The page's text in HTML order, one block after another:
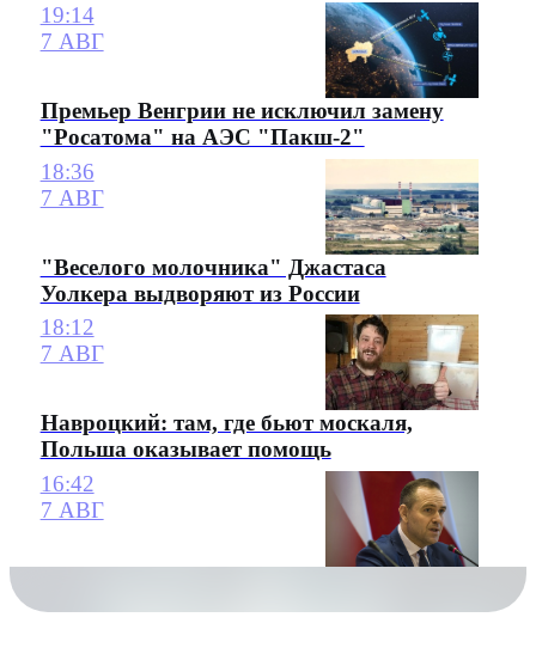
19:14
7 АВГ
Премьер Венгрии не исключил замену
"Росатома" на АЭС "Пакш-2"
18:36
7 АВГ
"Веселого молочника" Джастаса
Уолкера выдворяют из России
18:12
7 АВГ
Навроцкий: там, где бьют москаля,
Польша оказывает помощь
16:42
7 АВГ